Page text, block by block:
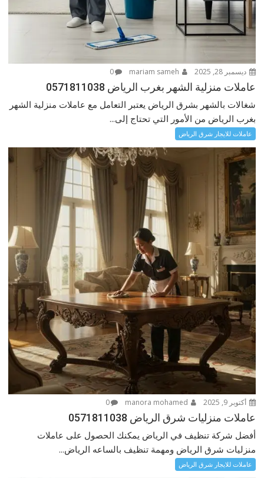
ديسمبر 28, 2025 0
عاملات منزلية الشهر بغرب الرياض 0571811038
شغالات بالشهر بشرق الرياض يعتبر التعامل مع عاملات منزلية الشهر
بغرب الرياض من الأمور التي تحتاج إلى...
عاملات للايجار شرق الرياض
أكتوبر 9, 2025 0
عاملات منزليات شرق الرياض 0571811038
أفضل شركة تنظيف في الرياض يمكنك الحصول على عاملات
منزليات شرق الرياض ومهمة تنظيف بالساعه الرياض...
عاملات للايجار شرق الرياض